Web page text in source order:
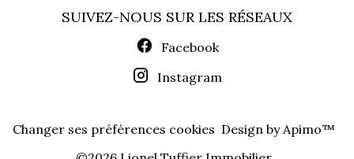
SUIVEZ-NOUS SUR LES RÉSEAUX
Facebook
Instagram
Changer ses préférences cookies Design byApimo™